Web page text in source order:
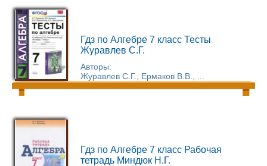
Гдз по Алгебре 7 класс Тесты
Журавлев С.Г.
Авторы:
Журавлев С.Г., Ермаков В.В., ...
Гдз по Алгебре 7 класс Рабочая
тетрадь Миндюк Н.Г.